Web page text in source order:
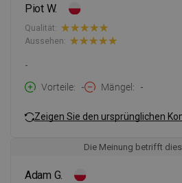
Piot W.
Qualität:
Aussehen:
-
Vorteile
- Mängel -
Zeigen Sie den ursprünglichen
Die Meinung betrifft
Adam G.